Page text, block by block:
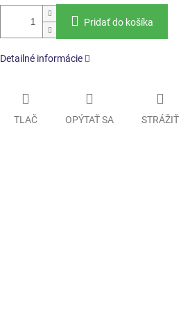
Pridať do košíka
Detailné informácie
TLAČ OPÝTAŤ SA STRÁŽIŤ